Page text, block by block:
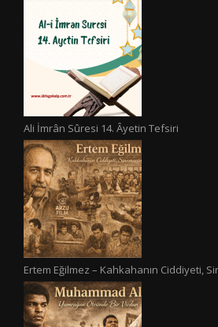
Ali İmrân Sûresi 14. Âyetin Tefsiri
Ertem Eğilmez – Kahkahanın Ciddiyeti,